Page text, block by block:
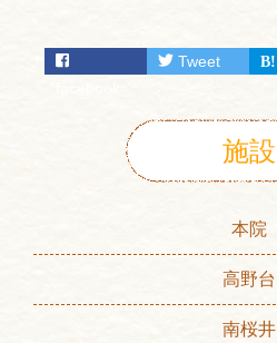
Tweet
施設
本院
高野台
南桜井